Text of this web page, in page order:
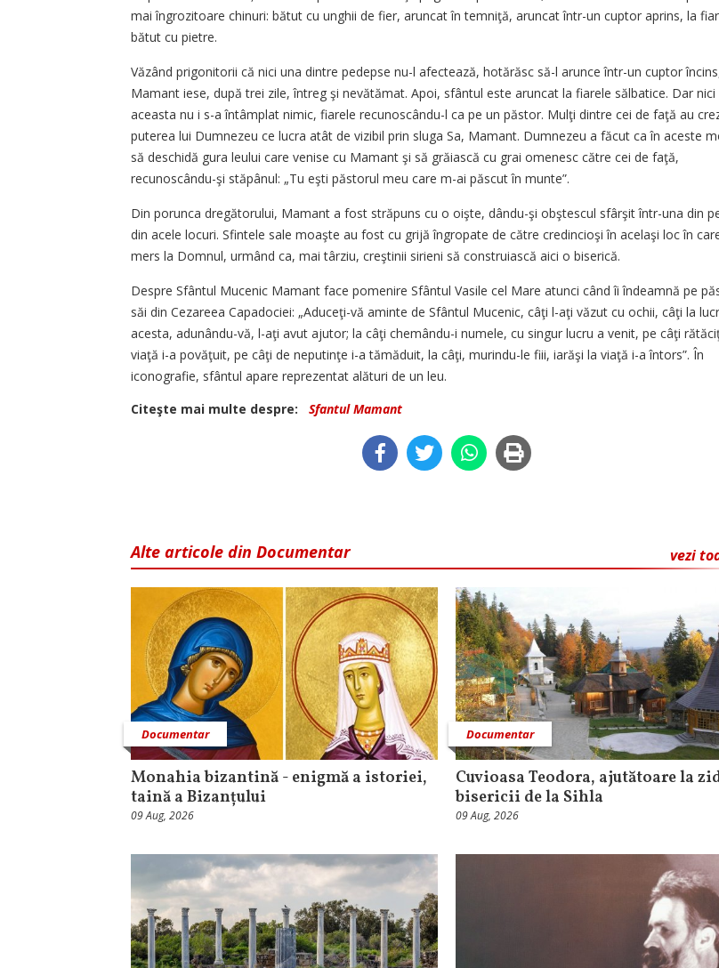
mai îngrozitoare chinuri: bătut cu unghii de fier, aruncat în temniţă, aruncat într-un cuptor aprins, la
bătut cu pietre.
Văzând prigonitorii că nici una dintre pedepse nu-l afectează, hotărăsc să-l arunce într-un cuptor
Mamant iese, după trei zile, întreg şi nevătămat. Apoi, sfântul este aruncat la fiarele sălbatice. Dar nici
aceasta nu i s-a întâmplat nimic, fiarele recunoscându-l ca pe un păstor. Mulţi dintre cei de faţă au
puterea lui Dumnezeu ce lucra atât de vizibil prin sluga Sa, Mamant. Dumnezeu a făcut ca în aceste
să deschidă gura leului care venise cu Mamant şi să grăiască cu grai omenesc către cei de faţă,
recunoscându-şi stăpânul: „Tu eşti păstorul meu care m-ai păscut în munte”.
Din porunca dregătorului, Mamant a fost străpuns cu o oişte, dându-şi obştescul sfârşit într-una din
din acele locuri. Sfintele sale moaşte au fost cu grijă îngropate de către credincioşi în acelaşi loc în
mers la Domnul, urmând ca, mai târziu, creştinii sirieni să construiască aici o biserică.
Despre Sfântul Mucenic Mamant face pomenire Sfântul Vasile cel Mare atunci când îi îndeamnă pe
săi din Cezareea Capadociei: „Aduceţi-vă aminte de Sfântul Mucenic, câţi l-aţi văzut cu ochii, câţi la
acesta, adunându-vă, l-aţi avut ajutor; la câţi chemându-i numele, cu singur lucru a venit, pe câţi
viaţă i-a povăţuit, pe câţi de neputinţe i-a tămăduit, la câţi, murindu-le fiii, iarăşi la viaţă i-a întors”. În
iconografie, sfântul apare reprezentat alături de un leu.
Citeşte mai multe despre:
Sfantul Mamant
vezi
Alte articole din Documentar
Documentar
Monahia bizantină - enigmă a istoriei,
taină a Bizanțului
09 Aug, 2026
Documentar
Cuvioasa Teodora, ajutătoare la
bisericii de la Sihla
09 Aug, 2026